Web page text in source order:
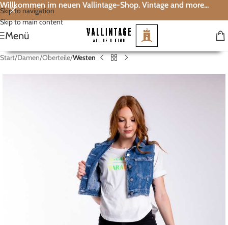
Skip to navigation
Skip to main content
Willkommen im neuen Vallintage-Shop. Vintage and more...
Menü
Start Damen Oberteile Westen